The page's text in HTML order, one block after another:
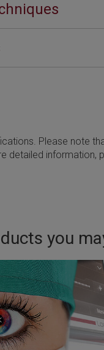
Please note
detailed information,
you